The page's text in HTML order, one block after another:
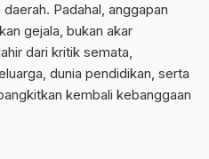
Padahal, anggapan
gejala, bukan akar
dari kritik semata,
dunia pendidikan, serta
kembali kebanggaan